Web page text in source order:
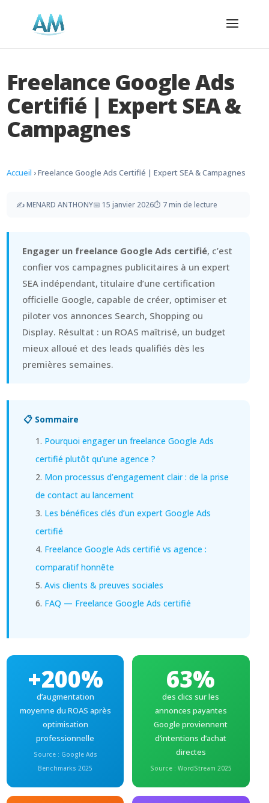
Freelance Google Ads
Certifié | Expert SEA &
Campagnes
Accueil ›Freelance Google Ads Certifié | Expert SEA & Campagnes
✍️MENARD ANTHONY📅 15 janvier 2026⏱️ 7 min de lecture
Engager un freelance Google Ads certifié, c’est
confier vos campagnes publicitaires à un expert
SEA indépendant, titulaire d’une certification
officielle Google, capable de créer, optimiser et
piloter vos annonces Search, Shopping ou
Display. Résultat : un ROAS maîtrisé, un budget
mieux alloué et des leads qualifiés dès les
premières semaines.
📋 Sommaire
Pourquoi engager un freelance Google Ads
certifié plutôt qu’une agence ?
Mon processus d’engagement clair : de la prise
de contact au lancement
Les bénéfices clés d’un expert Google Ads
certifié
Freelance Google Ads certifié vs agence :
comparatif honnête
Avis clients & preuves sociales
FAQ — Freelance Google Ads certifié
+200%
d’augmentation
moyenne du ROAS après
optimisation
professionnelle
Source : Google Ads
Benchmarks 2025
63%
des clics sur les
annonces payantes
Google proviennent
d’intentions d’achat
directes
Source : WordStream 2025